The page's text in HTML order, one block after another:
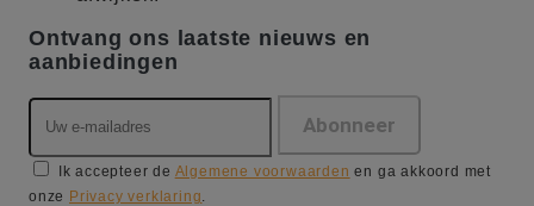
Ontvang ons laatste nieuws en
aanbiedingen
Ik accepteer de Algemene voorwaarden en ga akkoord met
onze Privacy verklaring.